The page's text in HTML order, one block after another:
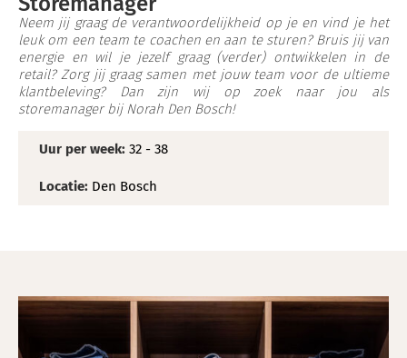
Neem jij graag de verantwoordelijkheid op je en vind je het
leuk om een team te coachen en aan te sturen? Bruis jij van
energie en wil je jezelf graag (verder) ontwikkelen in de
retail? Zorg jij graag samen met jouw team voor de ultieme
klantbeleving? Dan zijn wij op zoek naar jou als
storemanager bij Norah Den Bosch!
Uur per week: 32 - 38
Locatie: Den Bosch